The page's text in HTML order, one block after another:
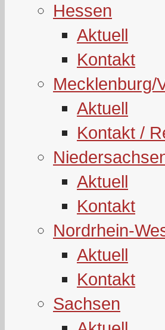
Hessen
Aktuell
Kontakt
Mecklenburg/
Aktuell
Kontakt /
Aktuell
Kontakt
Nordrhein-
Aktuell
Kontakt
Sachsen